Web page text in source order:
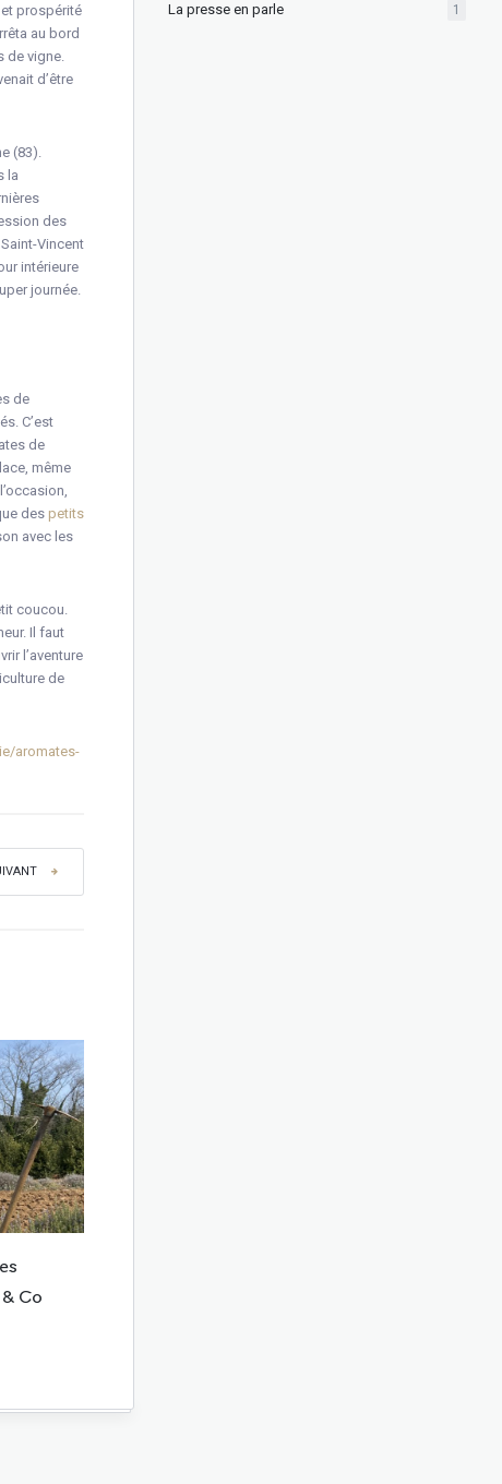
prospérité
au bord
de vigne.
d’être
(83).
la
des
Vincent
intérieure
journée.
de
C’est
de
même
des petits
avec les
coucou.
Il faut
l’aventure
de
aromates-
Co
La presse en parle 1